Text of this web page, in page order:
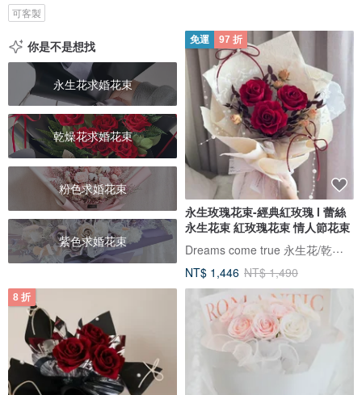
可客製
你是不是想找
永生花求婚花束
乾燥花求婚花束
粉色求婚花束
紫色求婚花束
免運 97 折
永生玫瑰花束-經典紅玫瑰 l 蕾絲
永生花束 紅玫瑰花束 情人節花束
Dreams come true 永生花/乾燥花
NT$ 1,446 NT$ 1,490
8 折